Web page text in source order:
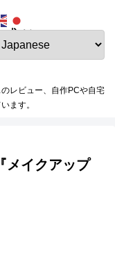
り
レビュー、自作PCや自宅
ます。
メイクアップ